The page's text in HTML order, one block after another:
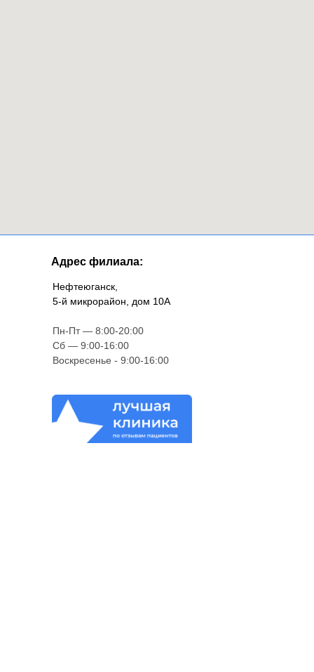
Адрес филиала:
Нефтеюганск,
5-й микрорайон, дом 10А
Пн-Пт — 8:00-20:00
Сб — 9:00-16:00
Воскресенье - 9:00-16:00